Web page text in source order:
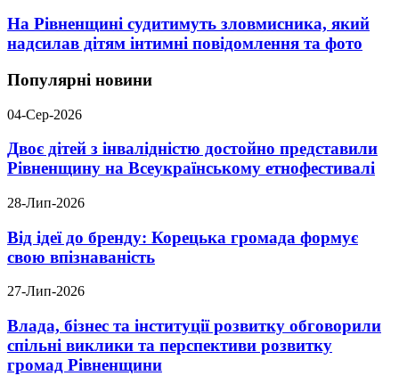
На Рівненщині судитимуть зловмисника, який
надсилав дітям інтимні повідомлення та фото
Популярні новини
04-Сер-2026
Двоє дітей з інвалідністю достойно представили
Рівненщину на Всеукраїнському етнофестивалі
28-Лип-2026
Від ідеї до бренду: Корецька громада формує
свою впізнаваність
27-Лип-2026
Влада, бізнес та інституції розвитку обговорили
спільні виклики та перспективи розвитку
громад Рівненщини